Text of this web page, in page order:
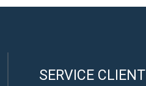
SERVICE CLIENT